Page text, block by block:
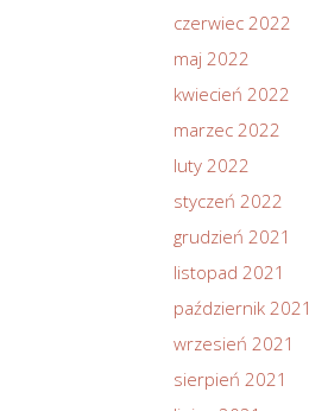
czerwiec 2022
maj 2022
kwiecień 2022
marzec 2022
luty 2022
styczeń 2022
grudzień 2021
listopad 2021
październik 2021
wrzesień 2021
sierpień 2021